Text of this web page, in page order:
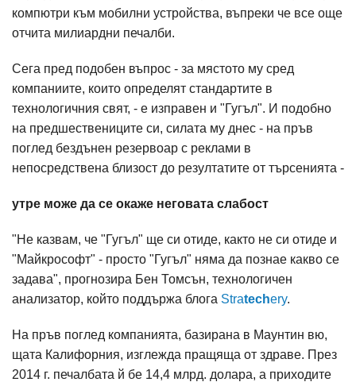
компютри към мобилни устройства, въпреки че все още
отчита милиардни печалби.
Сега пред подобен въпрос - за мястото му сред
компаниите, които определят стандартите в
технологичния свят, - е изправен и "Гугъл". И подобно
на предшествениците си, силата му днес - на пръв
поглед бездънен резервоар с реклами в
непосредствена близост до резултатите от търсенията -
утре може да се окаже неговата слабост
"Не казвам, че "Гугъл" ще си отиде, както не си отиде и
"Майкрософт" - просто "Гугъл" няма да познае какво се
задава", прогнозира Бен Томсън, технологичен
анализатор, който поддържа блога Stratechery.
На пръв поглед компанията, базирана в Маунтин вю,
щата Калифорния, изглежда пращяща от здраве. През
2014 г. печалбата й бе 14,4 млрд. долара, а приходите